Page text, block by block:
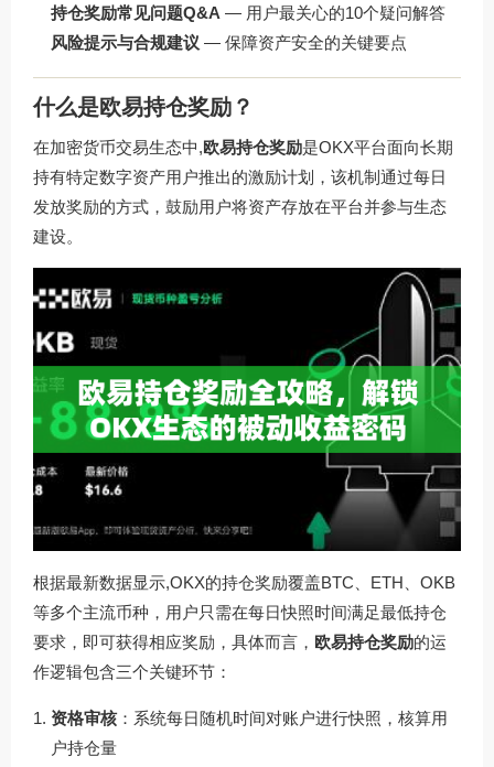
持仓奖励常见问题Q&A — 用户最关心的10个疑问解答
风险提示与合规建议 — 保障资产安全的关键要点
什么是欧易持仓奖励？
在加密货币交易生态中,欧易持仓奖励是OKX平台面向长期
持有特定数字资产用户推出的激励计划，该机制通过每日
发放奖励的方式，鼓励用户将资产存放在平台并参与生态
建设。
根据最新数据显示,OKX的持仓奖励覆盖BTC、ETH、OKB
等多个主流币种，用户只需在每日快照时间满足最低持仓
要求，即可获得相应奖励，具体而言， 欧易持仓奖励的运
作逻辑包含三个关键环节：
资格审核：系统每日随机时间对账户进行快照，核算用
户持仓量